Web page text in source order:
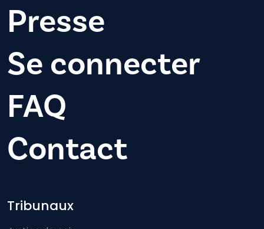
Presse
Se connecter
FAQ
Contact
Footer-menu
Tribunaux